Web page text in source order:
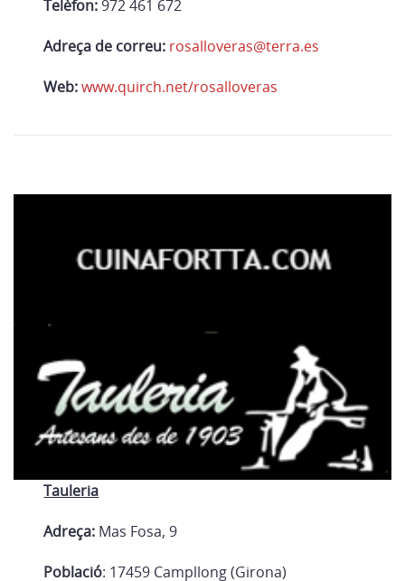
Telèfon:972 461 672
Adreça de correu: rosalloveras@terra.es
Web: www.quirch.net/rosalloveras
Tauleria
Adreça: Mas Fosa, 9
Població: 17459 Campllong (Girona)